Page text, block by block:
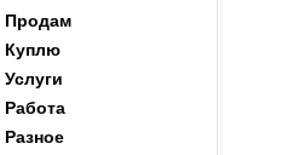
Продам
Куплю
Услуги
Работа
Разное